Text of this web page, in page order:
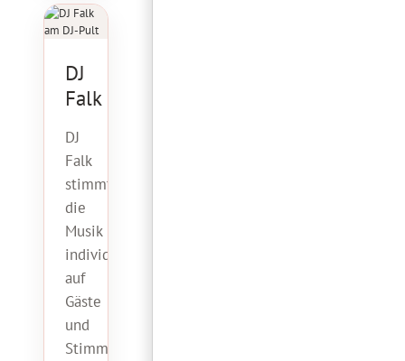
DJ
Falk
DJ
Falk
stimmt
die
Musik
individuell
auf
Gäste
und
Stimmung